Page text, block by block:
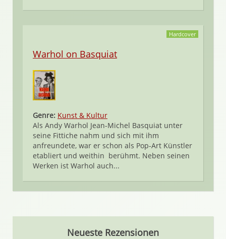
Hardcover
Warhol on Basquiat
Genre: Kunst & Kultur
Als Andy Warhol Jean-Michel Basquiat unter
seine Fittiche nahm und sich mit ihm
anfreundete, war er schon als Pop-Art Künstler
etabliert und weithin berühmt. Neben seinen
Werken ist Warhol auch...
Neueste Rezensionen